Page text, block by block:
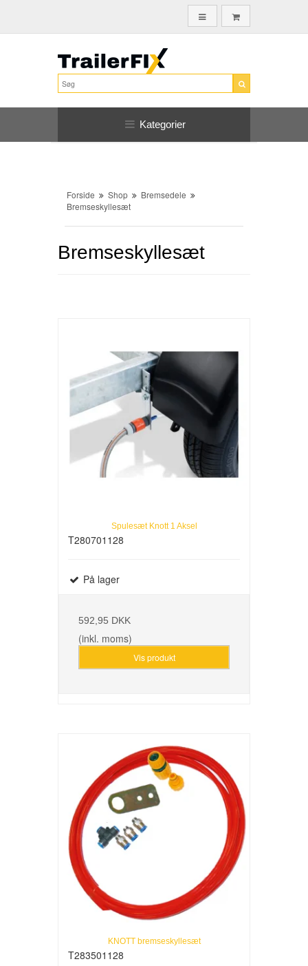
Kategorier
Forside Shop
Bremsedele
Bremseskyllesæt
Bremseskyllesæt
Spulesæt Knott 1 Aksel
T280701128
På lager
592,95 DKK
(inkl. moms)
Vis produkt
KNOTT bremseskyllesæt
T283501128